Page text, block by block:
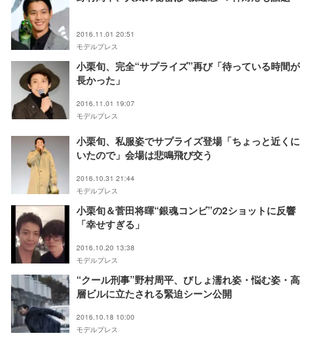
2016.11.01 20:51
モデルプレス
小栗旬、完全“サプライズ”再び「待っている時間が
長かった」
2016.11.01 19:07
モデルプレス
小栗旬、私服姿でサプライズ登場「ちょっと近くに
いたので」会場は悲鳴飛び交う
2016.10.31 21:44
モデルプレス
小栗旬＆菅田将暉“銀魂コンビ”の2ショットに反響
「幸せすぎる」
2016.10.20 13:38
モデルプレス
“クール刑事”野村周平、びしょ濡れ姿・悩む姿・高
層ビルに立たされる緊迫シーン公開
2016.10.18 10:00
モデルプレス